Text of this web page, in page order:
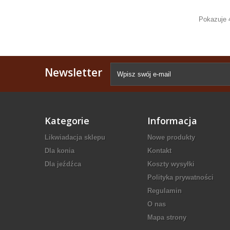
Pokazuje
Newsletter
Kategorie
Likwiadacja sklepu
Dla konia
Dla jeźdźca
Informacja
Nowe produkty
Kontakt
Koszty wysyłki
Polityka prywatności
Regulamin
O nas
Mapa strony